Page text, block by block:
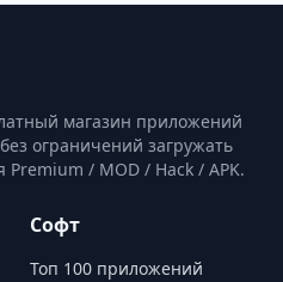
магазин приложений
ограничений загружать
/ MOD / Hack / APK.
Софт
Топ 100 приложений